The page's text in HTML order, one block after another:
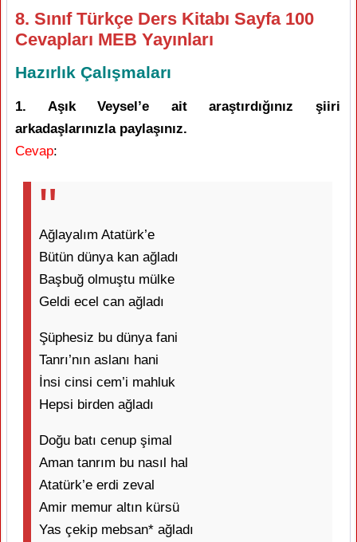
8. Sınıf Türkçe Ders Kitabı Sayfa 100
Cevapları MEB Yayınları
Hazırlık Çalışmaları
1. Aşık Veysel’e ait araştırdığınız şiiri
arkadaşlarınızla paylaşınız.
Cevap:
Ağlayalım Atatürk’e
Bütün dünya kan ağladı
Başbuğ olmuştu mülke
Geldi ecel can ağladı
Şüphesiz bu dünya fani
Tanrı’nın aslanı hani
İnsi cinsi cem’i mahluk
Hepsi birden ağladı
Doğu batı cenup şimal
Aman tanrım bu nasıl hal
Atatürk’e erdi zeval
Amir memur altın kürsü
Yas çekip mebsan* ağladı